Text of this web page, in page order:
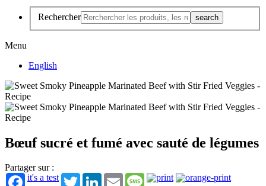
Rechercher
Menu
English
Bœuf sucré et fumé avec sauté de légumes
Partager sur :
it's a test
TwitterLinkedInEmail Message